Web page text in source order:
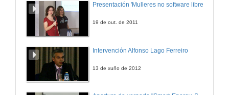
Normativa, claves e ferramentas de cálculo
Presentación 'Mulleres no software libre'
19 de out. de 2011
Intervención Alfonso Lago Ferreiro
13 de xuño de 2012